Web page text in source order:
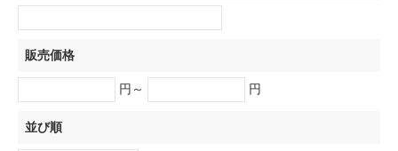
販売価格
円～ 円
並び順